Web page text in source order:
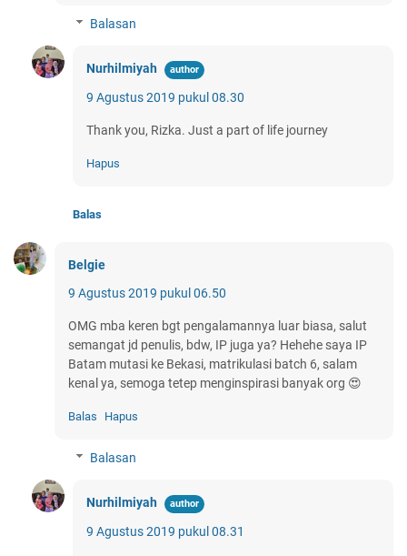
Balasan
Nurhilmiyah
9 Agustus 2019 pukul 08.30
Thank you, Rizka. Just a part of life journey
Hapus
Balas
Belgie
9 Agustus 2019 pukul 06.50
OMG mba keren bgt pengalamannya luar biasa, salut
semangat jd penulis, bdw, IP juga ya? Hehehe saya IP
Batam mutasi ke Bekasi, matrikulasi batch 6, salam
kenal ya, semoga tetep menginspirasi banyak org 😍
Balas Hapus
Balasan
Nurhilmiyah
9 Agustus 2019 pukul 08.31